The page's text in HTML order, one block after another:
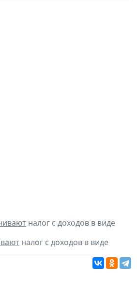
налог с доходов в виде
налог с доходов в виде